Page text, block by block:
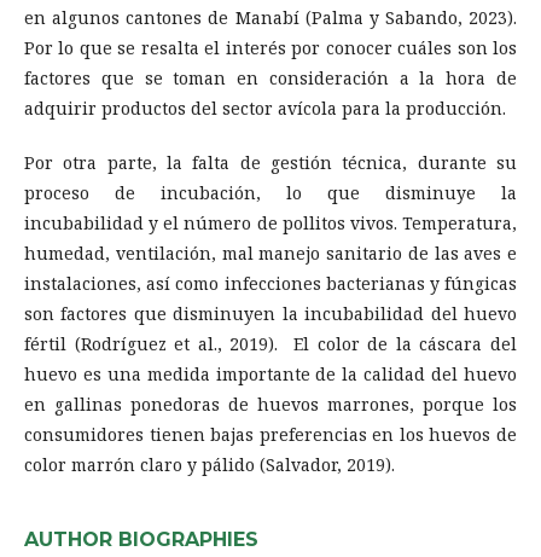
en algunos cantones de Manabí (Palma y Sabando, 2023).
Por lo que se resalta el interés por conocer cuáles son los
factores que se toman en consideración a la hora de
adquirir productos del sector avícola para la producción.
Por otra parte, la falta de gestión técnica, durante su
proceso de incubación, lo que disminuye la
incubabilidad y el número de pollitos vivos. Temperatura,
humedad, ventilación, mal manejo sanitario de las aves e
instalaciones, así como infecciones bacterianas y fúngicas
son factores que disminuyen la incubabilidad del huevo
fértil (Rodríguez et al., 2019). El color de la cáscara del
huevo es una medida importante de la calidad del huevo
en gallinas ponedoras de huevos marrones, porque los
consumidores tienen bajas preferencias en los huevos de
color marrón claro y pálido (Salvador, 2019).
AUTHOR BIOGRAPHIES